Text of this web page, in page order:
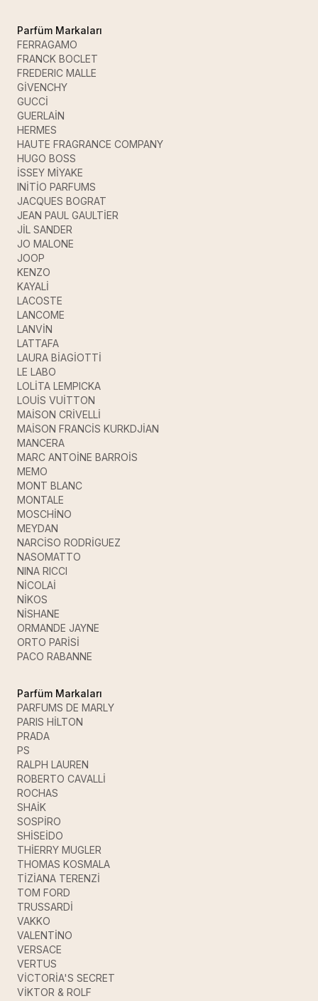
Parfüm Markaları
FERRAGAMO
FRANCK BOCLET
FREDERIC MALLE
GİVENCHY
GUCCİ
GUERLAİN
HERMES
HAUTE FRAGRANCE COMPANY
HUGO BOSS
İSSEY MİYAKE
INİTİO PARFUMS
JACQUES BOGRAT
JEAN PAUL GAULTİER
JİL SANDER
JO MALONE
JOOP
KENZO
KAYALİ
LACOSTE
LANCOME
LANVİN
LATTAFA
LAURA BİAGİOTTİ
LE LABO
LOLİTA LEMPICKA
LOUİS VUİTTON
MAİSON CRİVELLİ
MAİSON FRANCİS KURKDJİAN
MANCERA
MARC ANTOİNE BARROİS
MEMO
MONT BLANC
MONTALE
MOSCHİNO
MEYDAN
NARCİSO RODRİGUEZ
NASOMATTO
NINA RICCI
NİCOLAİ
NİKOS
NİSHANE
ORMANDE JAYNE
ORTO PARİSİ
PACO RABANNE
Parfüm Markaları
PARFUMS DE MARLY
PARIS HİLTON
PRADA
PS
RALPH LAUREN
ROBERTO CAVALLİ
ROCHAS
SHAİK
SOSPİRO
SHİSEİDO
THİERRY MUGLER
THOMAS KOSMALA
TİZİANA TERENZİ
TOM FORD
TRUSSARDİ
VAKKO
VALENTİNO
VERSACE
VERTUS
VİCTORİA'S SECRET
VİKTOR & ROLF